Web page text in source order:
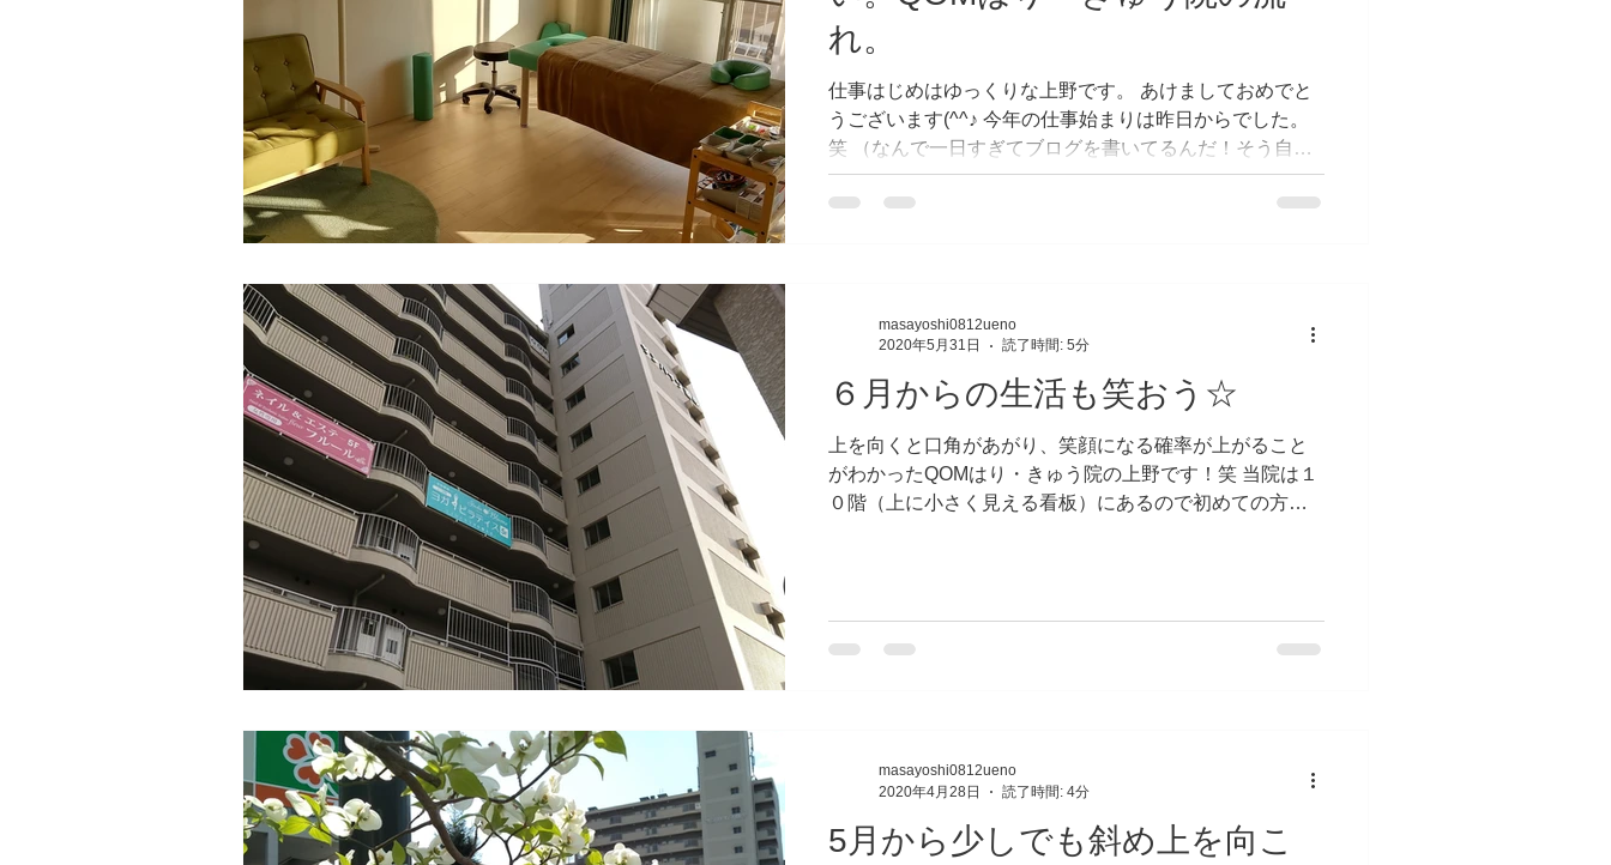
れ。
仕事はじめはゆっくりな上野です。 あけましておめでと
うございます(^^♪ 今年の仕事始まりは昨日からでした。
笑 （なんで一日すぎてブログを書いてるんだ！そう自分
に言い聞かせます。） まずはお知らせ。 【１月の休診
日】 1日(金)、2日(土)、3日(日)、11日（月）24日(...
６月からの生活も笑おう☆
上を向くと口角があがり、笑顔になる確率が上がること
がわかったQOMはり・きゅう院の上野です！笑 当院は１
０階（上に小さく見える看板）にあるので初めての方は
masayoshi0812ueno
2020年5月31日
読了時間: 5分
5月から少しでも斜め上を向こ
masayoshi0812ueno
2020年4月28日
読了時間: 4分